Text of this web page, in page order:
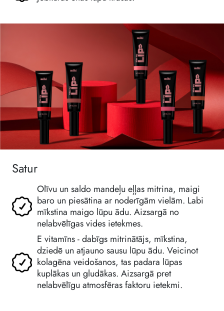
Satur
Olīvu un saldo mandeļu eļļas mitrina, maigi
baro un piesātina ar noderīgām vielām. Labi
mīkstina maigo lūpu ādu. Aizsargā no
nelabvēlīgas vides ietekmes.
E vitamīns - dabīgs mitrinātājs, mīkstina,
dziedē un atjauno sausu lūpu ādu. Veicinot
kolagēna veidošanos, tas padara lūpas
kuplākas un gludākas. Aizsargā pret
nelabvēlīgu atmosfēras faktoru ietekmi.